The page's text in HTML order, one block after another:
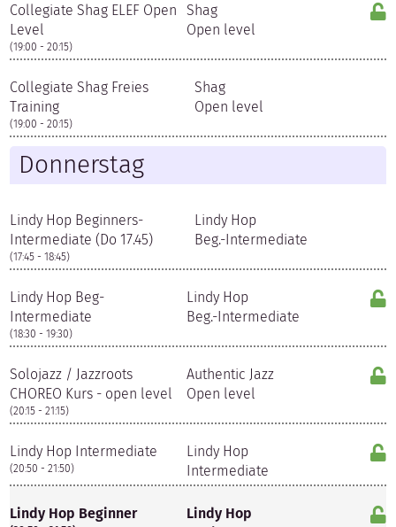
Collegiate Shag ELEF Open
Level
(19:00 - 20:15)
Shag
Open level
Collegiate Shag Freies
Training
(19:00 - 20:15)
Shag
Open level
Donnerstag
Lindy Hop Beginners-
Intermediate (Do 17.45)
(17:45 - 18:45)
Lindy Hop
Beg.-Intermediate
Lindy Hop Beg-
Intermediate
(18:30 - 19:30)
Lindy Hop
Beg.-Intermediate
Solojazz / Jazzroots
CHOREO Kurs - open level
(20:15 - 21:15)
Authentic Jazz
Open level
Lindy Hop Intermediate
(20:50 - 21:50)
Lindy Hop
Intermediate
Lindy Hop Beginner
Lindy Hop